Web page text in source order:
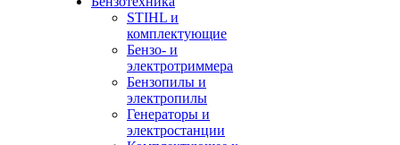
STIHL и
комплектующие
Бензо- и
электротриммера
Бензопилы и
электропилы
Генераторы и
электростанции